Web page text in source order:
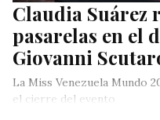
Claudia Suárez
pasarelas en el
Giovanni
La Miss Venezuela Mundo
el cierre del evento